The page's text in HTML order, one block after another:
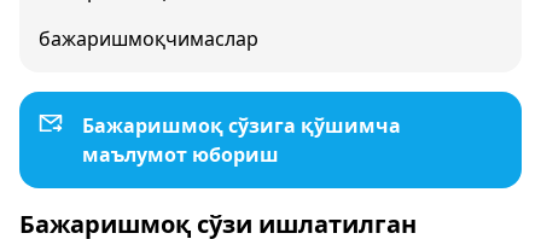
бажаришмоқчимаслар
Бажаришмоқ сўзига қўшимча
маълумот юбориш
Бажаришмоқ сўзи ишлатилган